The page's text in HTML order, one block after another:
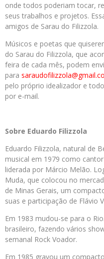
onde todos poderiam tocar,
seus trabalhos e projetos.
amigos de Sarau do Filizzola.
Músicos e poetas que
do Sarau do Filizzola, que
feira de cada mês, podem
para
pelo próprio idealizador e
por e-mail.
Sobre Eduardo Filizzola
Eduardo Filizzola, natural de
musical em 1979 como
liderada por Márcio Melão.
Muda, que colocou no
de Minas Gerais, um
suas e participação de Flávio
Em 1983 mudou-se para o
brasileiro, fazendo vários
semanal Rock Voador.
Em 1985 gravou um